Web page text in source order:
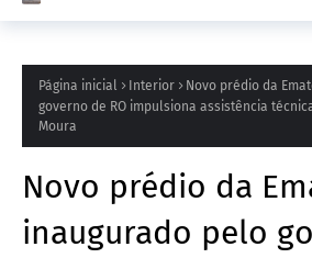
Europa
Página inicial Interior
Novo prédio da
governo de RO impulsiona assistência
Moura
Novo prédio da
inaugurado pelo